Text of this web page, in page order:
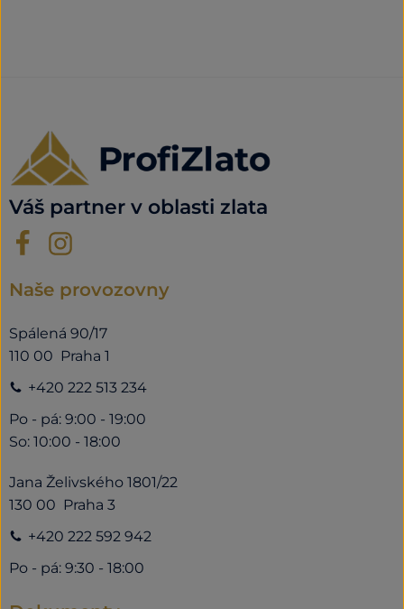
Váš partner v oblasti zlata
Naše provozovny
Spálená 90/17
110 00 Praha 1
+420 222 513 234
Po - pá: 9:00 - 19:00
So: 10:00 - 18:00
Jana Želivského 1801/22
130 00 Praha 3
+420 222 592 942
Po - pá: 9:30 - 18:00